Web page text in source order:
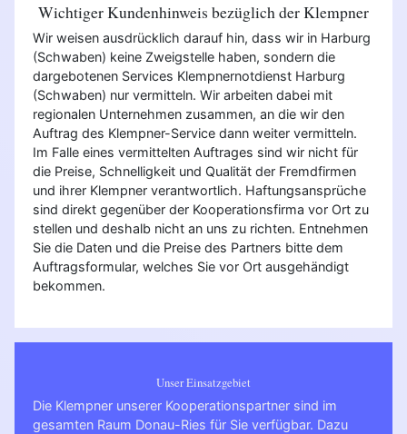
Wichtiger Kundenhinweis bezüglich der Klempner
Wir weisen ausdrücklich darauf hin, dass wir in Harburg
(Schwaben) keine Zweigstelle haben, sondern die
dargebotenen Services Klempnernotdienst Harburg
(Schwaben) nur vermitteln. Wir arbeiten dabei mit
regionalen Unternehmen zusammen, an die wir den
Auftrag des Klempner-Service dann weiter vermitteln.
Im Falle eines vermittelten Auftrages sind wir nicht für
die Preise, Schnelligkeit und Qualität der Fremdfirmen
und ihrer Klempner verantwortlich. Haftungsansprüche
sind direkt gegenüber der Kooperationsfirma vor Ort zu
stellen und deshalb nicht an uns zu richten. Entnehmen
Sie die Daten und die Preise des Partners bitte dem
Auftragsformular, welches Sie vor Ort ausgehändigt
bekommen.
Unser Einsatzgebiet
Die Klempner unserer Kooperationspartner sind im
gesamten Raum Donau-Ries für Sie verfügbar. Dazu